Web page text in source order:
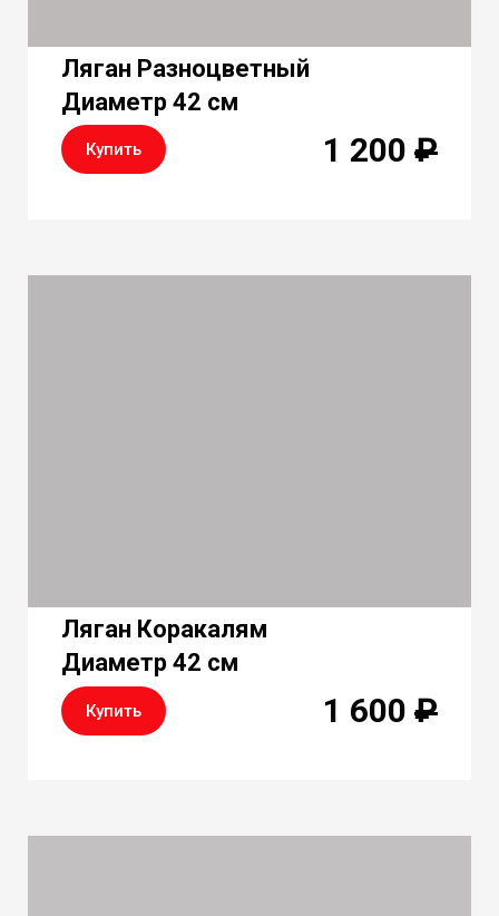
Ляган Разноцветный
Диаметр 42 см
Купить 1 200 ₽
Ляган Коракалям
Диаметр 42 см
Купить 1 600 ₽